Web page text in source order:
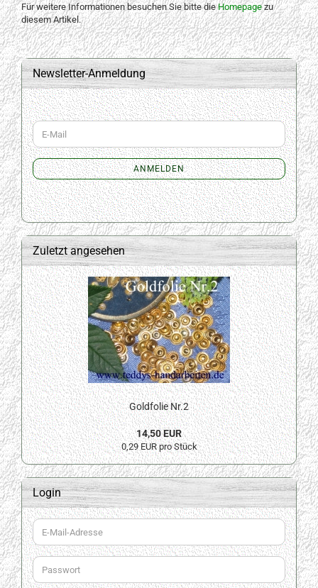
Für weitere Informationen besuchen Sie bitte dieHomepagezu
diesem Artikel.
Newsletter-Anmeldung
WEITER
ZUR
NEWSLETTER-
ANMELDUNG
E-
Mail
ANMELDEN
Zuletzt angesehen
Goldfolie Nr.2
14,50 EUR
0,29 EUR pro Stück
Login
E-
Mail-
Adresse
Passwort